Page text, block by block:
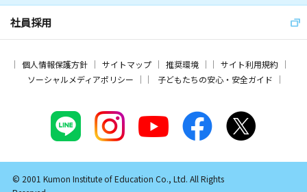
社員採用
個人情報保護方針 サイトマップ 推奨環境
サイト利用規約
ソーシャルメディアポリシー
子どもたちの安心・安全ガイド
© 2001 Kumon Institute of Education Co., Ltd. All Rights